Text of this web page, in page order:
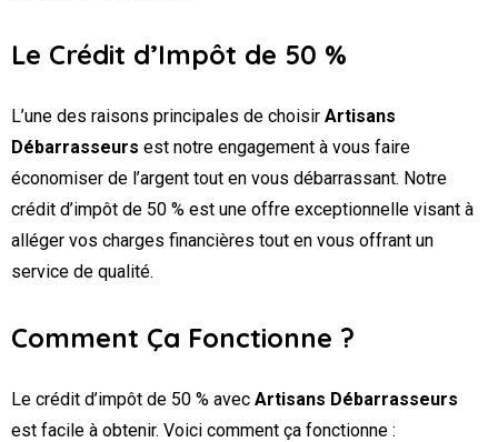
Le Crédit d’Impôt de 50 %
L’une des raisons principales de choisir Artisans
Débarrasseurs est notre engagement à vous faire
économiser de l’argent tout en vous débarrassant. Notre
crédit d’impôt de 50 % est une offre exceptionnelle visant à
alléger vos charges financières tout en vous offrant un
service de qualité.
Comment Ça Fonctionne ?
Le crédit d’impôt de 50 % avec Artisans Débarrasseurs
est facile à obtenir. Voici comment ça fonctionne :